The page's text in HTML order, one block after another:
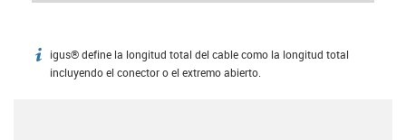
igus-icon-info
igus® define la longitud total del cable como la longitud total
incluyendo el conector o el extremo abierto.